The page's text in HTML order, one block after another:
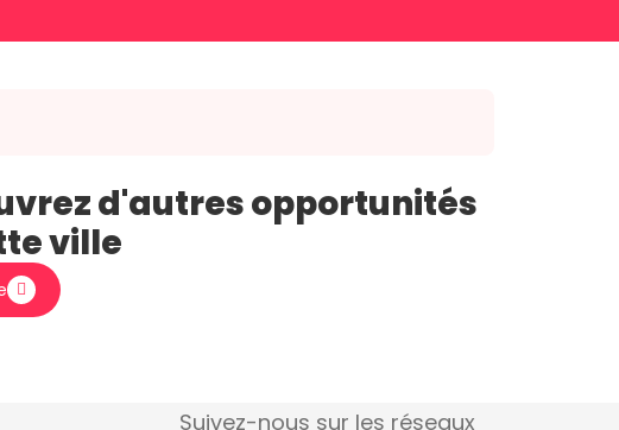
d'autres opportunités
ville
Suivez-nous sur les réseaux